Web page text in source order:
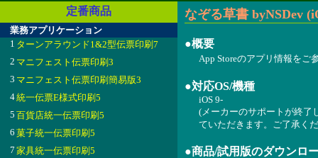
定番商品
業務アプリケーション
1 ターンアラウンド1&2型伝票印刷7
2 マニフェスト伝票印刷3
3 マニフェスト伝票印刷簡易版3
4統一伝票E様式印刷5
5 百貨店統一伝票印刷5
6 菓子統一伝票印刷5
7 家具統一伝票印刷5
なぞる草書 byNSDev
●概要
App Storeのアプリ情報をご
●対応OS/機種
iOS 9-
(メーカーのサポートが終了
ていただきます。ご了承く
●商品/試用版のダウンロ